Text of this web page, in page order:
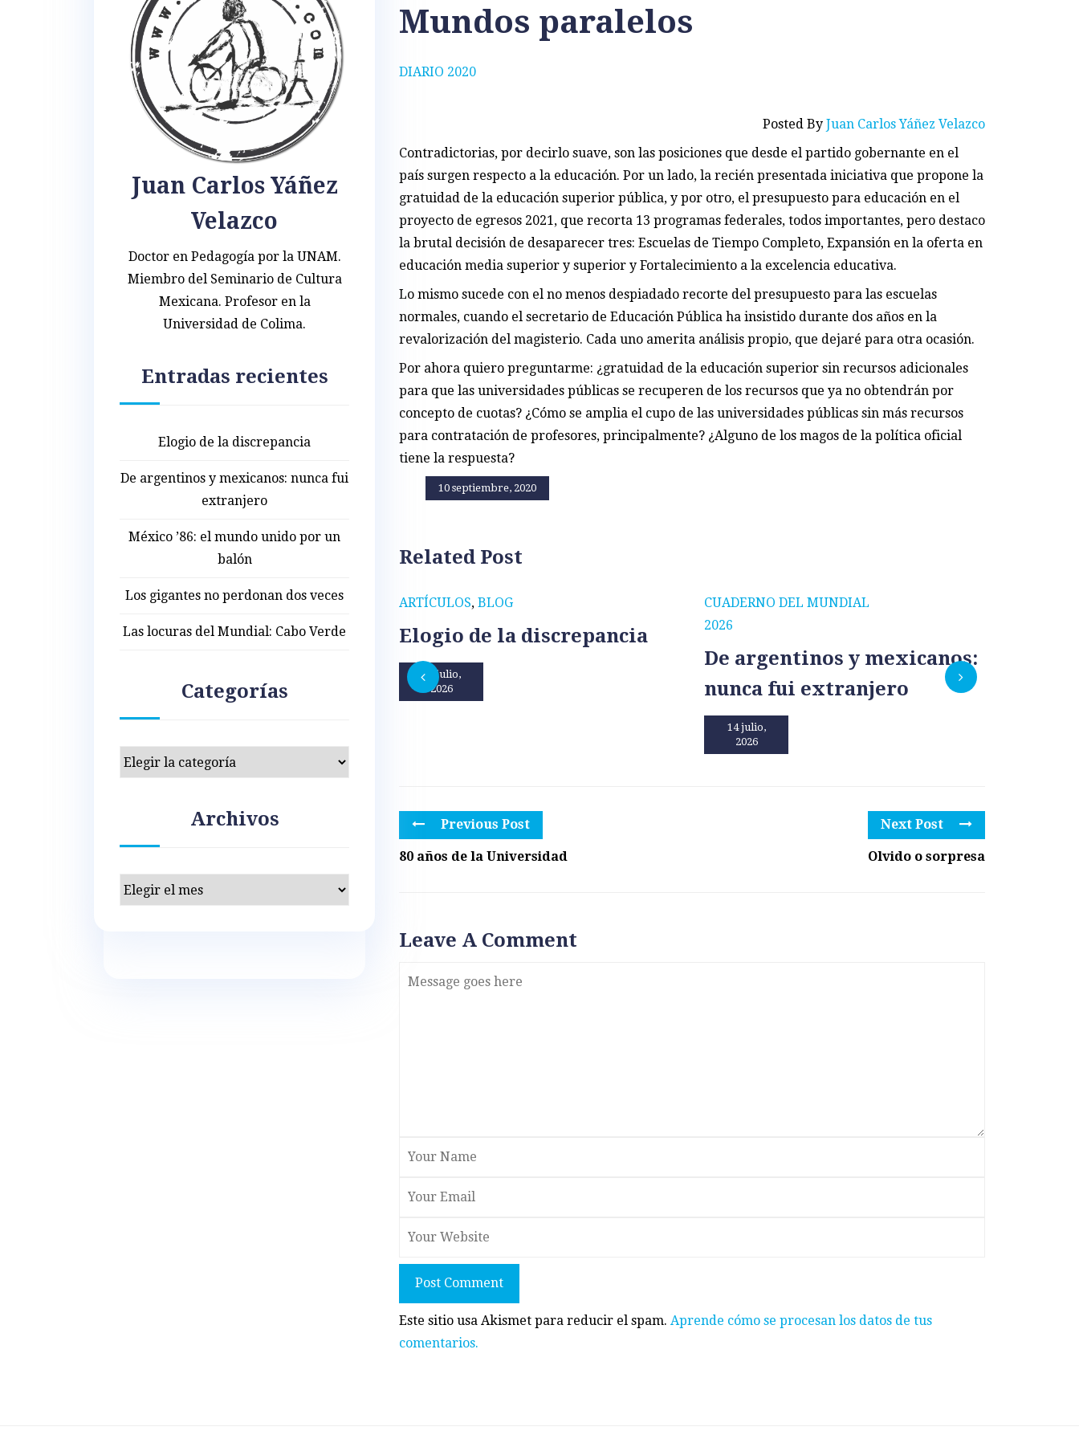
DIARIO 2020
Mundos paralelos
10 septiembre, 2020
Posted By Juan Carlos Yáñez Velazco
Contradictorias, por decirlo suave, son las posiciones que desde el partido gobernante en el
país surgen respecto a la educación. Por un lado, la recién presentada iniciativa que propone la
gratuidad de la educación superior pública, y por otro, el presupuesto para educación en el
proyecto de egresos 2021, que recorta 13 programas federales, todos importantes, pero destaco
la brutal decisión de desaparecer tres: Escuelas de Tiempo Completo, Expansión en la oferta en
educación media superior y superior y Fortalecimiento a la excelencia educativa.
Lo mismo sucede con el no menos despiadado recorte del presupuesto para las escuelas
normales, cuando el secretario de Educación Pública ha insistido durante dos años en la
revalorización del magisterio. Cada uno amerita análisis propio, que dejaré para otra ocasión.
Por ahora quiero preguntarme: ¿gratuidad de la educación superior sin recursos adicionales
para que las universidades públicas se recuperen de los recursos que ya no obtendrán por
concepto de cuotas? ¿Cómo se amplia el cupo de las universidades públicas sin más recursos
para contratación de profesores, principalmente? ¿Alguno de los magos de la política oficial
tiene la respuesta?
Related Post
ARTÍCULOS, BLOG
Elogio de la discrepancia
31 julio,
2026
CUADERNO DEL MUNDIAL
2026
De argentinos y mexicanos:
nunca fui extranjero
14 julio,
2026
Previous Post
80 años de la Universidad
Next Post
Olvido o sorpresa
Leave A Comment
Post Comment
Este sitio usa Akismet para reducir el spam. Aprende cómo se procesan los datos de tus
comentarios.
Juan Carlos Yáñez
Velazco
Doctor en Pedagogía por la UNAM.
Miembro del Seminario de Cultura
Mexicana. Profesor en la
Universidad de Colima.
Entradas recientes
Elogio de la discrepancia
De argentinos y mexicanos: nunca fui
extranjero
México ’86: el mundo unido por un
balón
Los gigantes no perdonan dos veces
Las locuras del Mundial: Cabo Verde
Categorías
Categorías
Archivos
Archivos